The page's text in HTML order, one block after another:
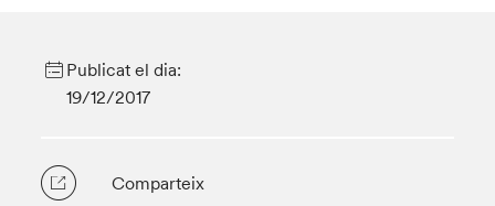
Publicat el dia:
19/12/2017
Comparteix